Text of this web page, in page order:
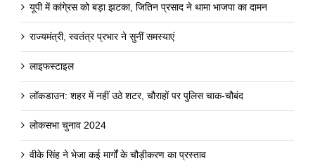
यूपी में कांगे्रस को बड़ा झटका, जितिन प्रसाद ने थामा भाजपा का दामन
राज्यमंत्री, स्वतंत्र प्रभार ने सुनीं समस्याएं
लाइफस्टाइल
लॉकडाउन: शहर में नहीं उठे शटर, चौराहों पर पुलिस चाक-चौबंद
लोकसभा चुनाव 2024
वीके सिंह ने भेजा कई मार्गों के चौड़ीकरण का प्रस्ताव